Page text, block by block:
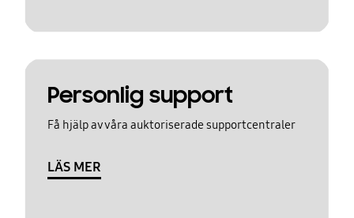
Personlig support
Få hjälp av våra auktoriserade supportcentraler
LÄS MER